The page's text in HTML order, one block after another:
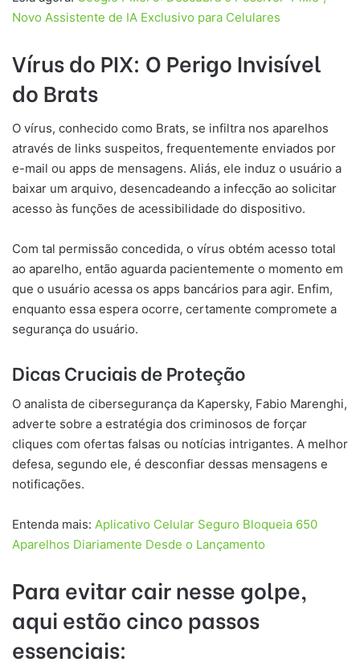
Novo Assistente de IA Exclusivo para Celulares
Vírus do PIX: O Perigo Invisível
do Brats
O vírus, conhecido como Brats, se infiltra nos aparelhos
através de links suspeitos, frequentemente enviados por
e-mail ou apps de mensagens. Aliás, ele induz o usuário a
baixar um arquivo, desencadeando a infecção ao solicitar
acesso às funções de acessibilidade do dispositivo.
Com tal permissão concedida, o vírus obtém acesso total
ao aparelho, então aguarda pacientemente o momento em
que o usuário acessa os apps bancários para agir. Enfim,
enquanto essa espera ocorre, certamente compromete a
segurança do usuário.
Dicas Cruciais de Proteção
O analista de cibersegurança da Kapersky, Fabio Marenghi,
adverte sobre a estratégia dos criminosos de forçar
cliques com ofertas falsas ou notícias intrigantes. A melhor
defesa, segundo ele, é desconfiar dessas mensagens e
notificações.
Entenda mais: Aplicativo Celular Seguro Bloqueia 650
Aparelhos Diariamente Desde o Lançamento
Para evitar cair nesse golpe,
aqui estão cinco passos
essenciais: